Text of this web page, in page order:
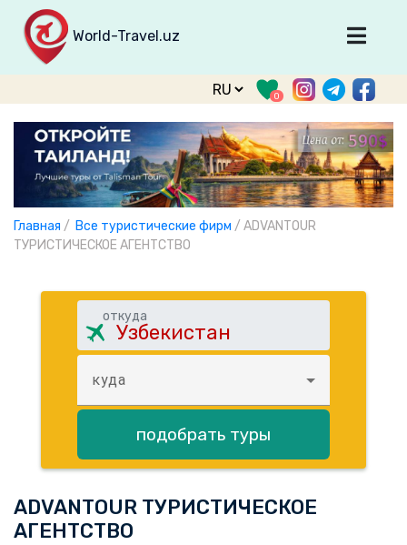
World-Travel.uz
Главная
Направления
Туры
Тур. фирмы
Табло прилета
О туризме
Зарегистрироваться
0
Главная / Все туристические фирм / ADVANTOUR
ТУРИСТИЧЕСКОЕ АГЕНТСТВО
откуда
куда
подобрать туры
ADVANTOUR ТУРИСТИЧЕСКОЕ
АГЕНТСТВО